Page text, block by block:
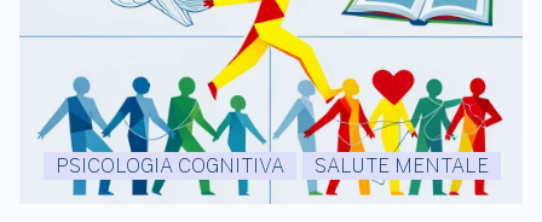
PSICOLOGIA COGNITIVA SALUTE MENTALE